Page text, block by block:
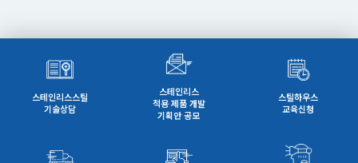
스테인리스스틸
기술상담
스테인리스
적용 제품 개발
기획안 공모
스틸하우스
교육신청